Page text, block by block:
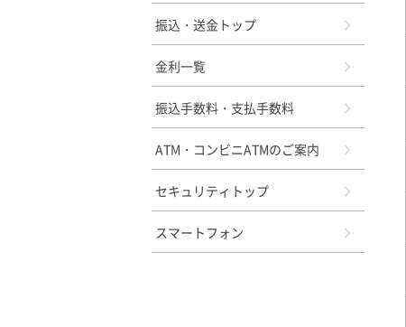
振込・送金トップ
金利一覧
振込手数料・支払手数料
ATM・コンビニATMのご案内
セキュリティトップ
スマートフォン